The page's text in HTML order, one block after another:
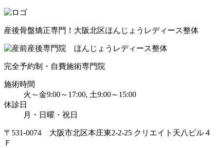
産後骨盤矯正専門！大阪北区ほんじょうレディース整体
完全予約制・自費施術専門院
施術時間
火～金9:00～17:00, 土9:00～15:00
休診日
月・日曜・祝日
〒531-0074 大阪市北区本庄東2-2-25 クリエイト天八ビル４
Ｆ